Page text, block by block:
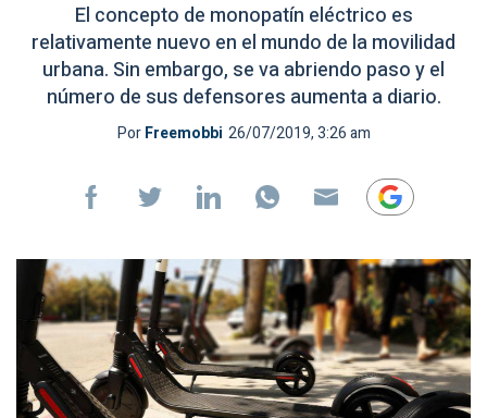
El concepto de monopatín eléctrico es
relativamente nuevo en el mundo de la movilidad
urbana. Sin embargo, se va abriendo paso y el
número de sus defensores aumenta a diario.
PorFreemobbi 26/07/2019, 3:26 am